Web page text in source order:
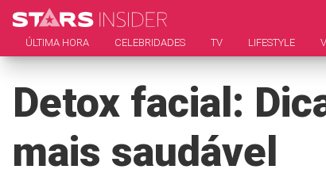
ÚLTIMA HORA CELEBRIDADES TV LIFESTYLE
Detox facial:
mais saudável